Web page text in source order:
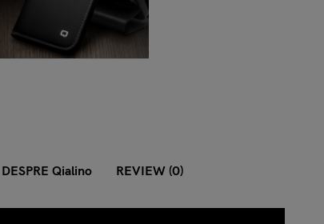
DESPRE Qialino REVIEW (0)